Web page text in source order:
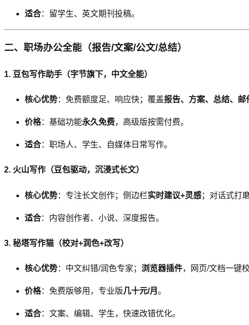
适合：留学生、英文期刊投稿。
二、职场办公全能（报告/文案/公文/总结）
1. 豆包写作助手（字节旗下，中文全能）
核心优势：免费额度足、响应快；覆盖报告、方案、总结、邮
价格：基础功能永久免费，高级版按需付费。
适合：职场人、学生、自媒体日常写作。
2. 火山写作（豆包驱动，沉浸式长文）
核心优势：专注长文创作；侧边栏实时建议+灵感；对话式打
适合：内容创作者、小说、深度报告。
3. 秘塔写作猫（校对+润色+改写）
核心优势：中文纠错/润色专家； 浏览器插件，网页/文档一键
价格：免费版够用，专业版几十元/月 。
适合：文案、编辑、学生，快速改错优化。